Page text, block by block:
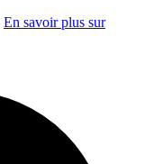
En savoir plus sur